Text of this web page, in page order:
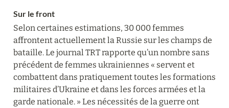
Sur le front
Selon certaines estimations, 30 000 femmes
affrontent actuellement la Russie sur les champs de
bataille. Le journal TRT rapporte qu’un nombre sans
précédent de femmes ukrainiennes « servent et
combattent dans pratiquement toutes les formations
militaires d’Ukraine et dans les forces armées et la
garde nationale. » Les nécessités de la guerre ont